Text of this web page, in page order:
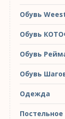
Обувь
Обувь
Обувь
Обувь
Одежда
Постельное